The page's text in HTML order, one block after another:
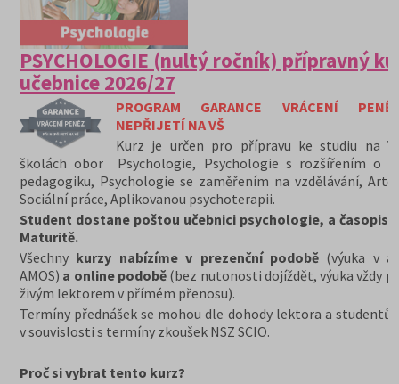
PSYCHOLOGIE (nultý ročník) přípravný
učebnice 2026/27
PROGRAM GARANCE VRÁCENÍ
NEPŘIJETÍ NA VŠ
Kurz je určen pro přípravu ke studiu na
školách obor Psychologie, Psychologie s rozšířením o
pedagogiku, Psychologie se zaměřením na vzdělávání,
Sociální práce, Aplikovanou psychoterapii.
Student dostane poštou učebnici psychologie, a časopis
Maturitě.
Všechny kurzy nabízíme v prezenční podobě (výuka v
AMOS) a online podobě(bez nutonosti dojíždět, výuka vždy
živým lektorem v přímém přenosu).
Termíny přednášek se mohou dle dohody lektora a studentů
v souvislosti s termíny zkoušek NSZ SCIO.
Proč si vybrat tento kurz?